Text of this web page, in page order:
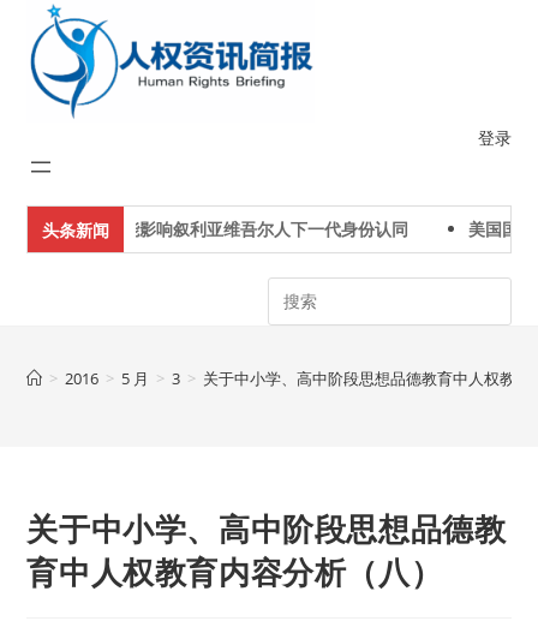
content
登录
头条新闻
称土耳其可能影响叙利亚维吾尔人下一代身份认同 美国国务
Search
> 2016 > 5 月 > 3 > 关于中小学、高中阶段思想品德教育中人权教育
关于中小学、高中阶段思想品德教
育中人权教育内容分析（八）